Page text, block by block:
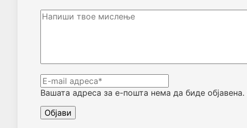
Вашата адреса за е-пошта нема да биде објавена.